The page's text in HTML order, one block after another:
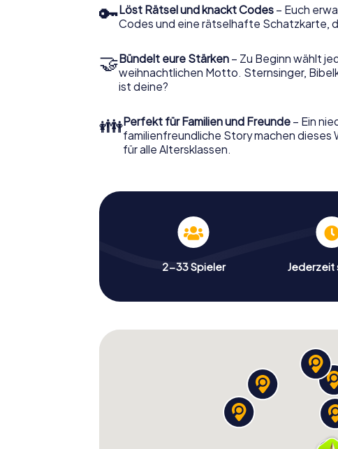
🔑Löst Rätsel und knackt Codes – Euch
Codes und eine rätselhafte Schatzkarte,
🤝Bündelt eure Stärken – Zu Beginn wählt
weihnachtlichen Motto. Sternsinger,
ist deine?
👪Perfekt für Familien und Freunde – Ein
familienfreundliche Story machen
für alle Altersklassen.
2-33 Spieler Jederzeit